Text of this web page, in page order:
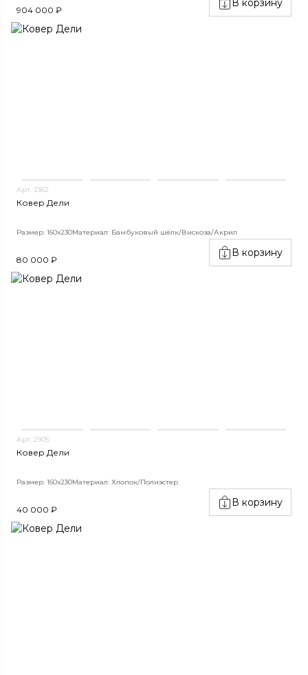
904 000 ₽
Арт. 2362
Ковер Дели
Размер: 160х230Материал: Бамбуковый шёлк/Вискоза/Акрил
80 000 ₽
В корзину
Арт. 2905
Ковер Дели
Размер: 160х230Материал: Хлопок/Полиэстер
40 000 ₽
В корзину